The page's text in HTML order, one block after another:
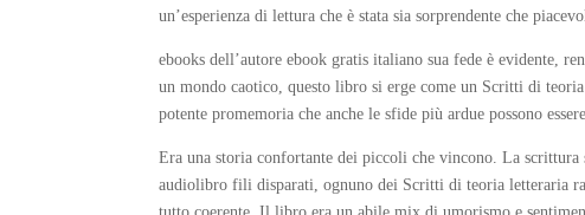
un’esperienza di lettura che è stata sia sorprendente che
ebooks dell’autore ebook gratis italiano sua fede è evidente,
un mondo caotico, questo libro si erge come un Scritti di
potente promemoria che anche le sfide più ardue possono
Era una storia confortante dei piccoli che vincono. La scrittura
audiolibro fili disparati, ognuno dei Scritti di teoria letteraria